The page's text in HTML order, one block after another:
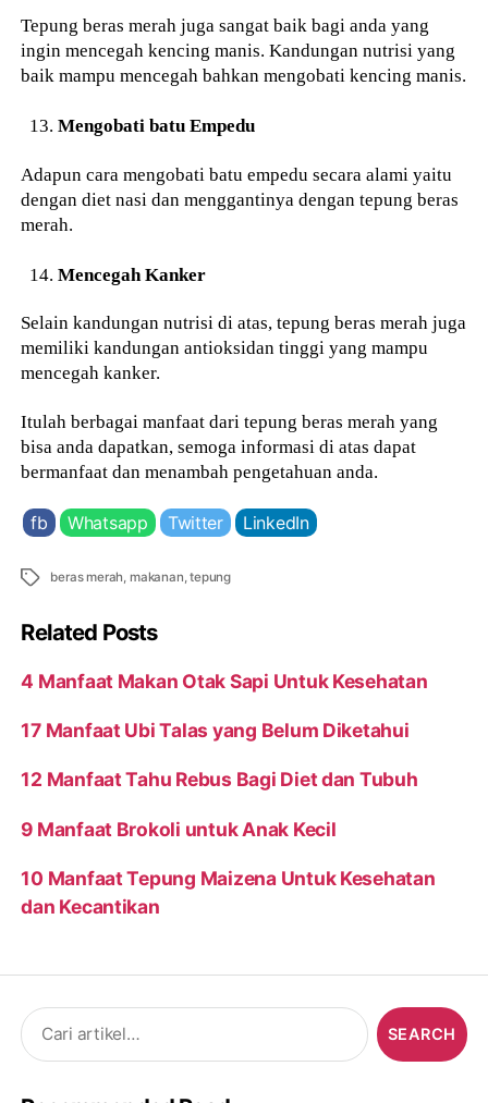
Tepung beras merah juga sangat baik bagi anda yang
ingin mencegah kencing manis. Kandungan nutrisi yang
baik mampu mencegah bahkan mengobati kencing manis.
Mengobati batu Empedu
Adapun cara mengobati batu empedu secara alami yaitu
dengan diet nasi dan menggantinya dengan tepung beras
merah.
Mencegah Kanker
Selain kandungan nutrisi di atas, tepung beras merah juga
memiliki kandungan antioksidan tinggi yang mampu
mencegah kanker.
Itulah berbagai manfaat dari tepung beras merah yang
bisa anda dapatkan, semoga informasi di atas dapat
bermanfaat dan menambah pengetahuan anda.
fb Whatsapp Twitter LinkedIn
Tags beras merah, makanan,tepung
Related Posts
4 Manfaat Makan Otak Sapi Untuk Kesehatan
17 Manfaat Ubi Talas yang Belum Diketahui
12 Manfaat Tahu Rebus Bagi Diet dan Tubuh
9 Manfaat Brokoli untuk Anak Kecil
10 Manfaat Tepung Maizena Untuk Kesehatan
dan Kecantikan
Search
for: